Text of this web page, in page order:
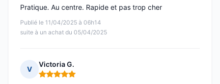
Publié le 11/04/2025 à 06h14
suite à un achat du 05/04/2025
Pratique. Au centre. Rapide et pas trop cher
V
Victoria G.
Note : 5 sur 5